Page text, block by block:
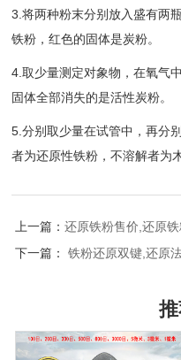
3.将两种粉末分别放入盛有两
铁粉，红色的固体是炭粉。
4.取少量测定对象物，在氧气
固体全部消失的是活性炭粉。
5.分别取少量在试管中，再分
者为还原性铁粉，不溶解者为
上一篇：还原铁粉售价,还原
下一篇：铁粉还原双键,还原